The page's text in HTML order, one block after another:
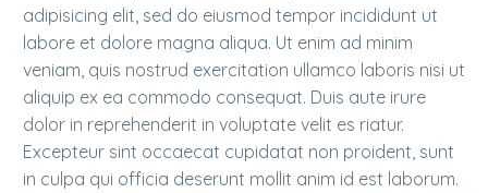
adipisicing elit, sed do eiusmod tempor incididunt ut
labore et dolore magna aliqua. Ut enim ad minim
veniam, quis nostrud exercitation ullamco laboris nisi ut
aliquip ex ea commodo consequat. Duis aute irure
dolor in reprehenderit in voluptate velit es riatur.
Excepteur sint occaecat cupidatat non proident, sunt
in culpa qui officia deserunt mollit anim id est laborum.